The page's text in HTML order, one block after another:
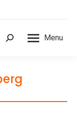
Menu
Buscar